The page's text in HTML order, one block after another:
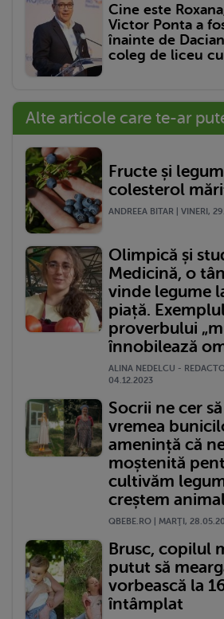
Cine este
Victor Ponta a
înainte de
coleg de liceu
Alte articole care te-ar
Fructe și
colesterol
ANDREEA BITAR | VINERI,
Olimpică și
Medicină, o
vinde legume
piață.
proverbului
înnobilează
ALINA NEDELCU -
04.12.2023
Socrii ne cer
vremea
amenință că
moștenită
cultivăm
creștem
QBEBE.RO | MARŢI,
Brusc, copilul
putut să
vorbească la
întâmplat